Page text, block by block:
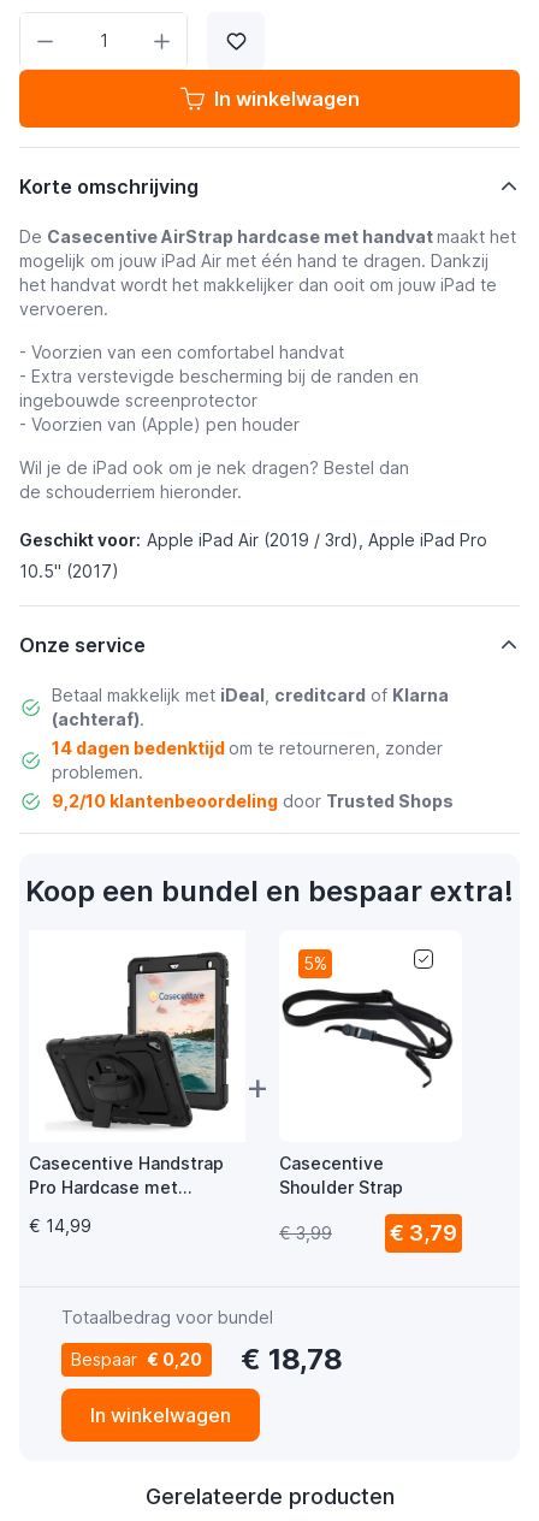
In winkelwagen
Korte omschrijving
De Casecentive AirStrap hardcase met handvatmaakt het
mogelijk om jouw iPad Air met één hand te dragen. Dankzij
het handvat wordt het makkelijker dan ooit om jouw iPad te
vervoeren.
- Voorzien van een comfortabel handvat
- Extra verstevigde bescherming bij de randen en
ingebouwde screenprotector
- Voorzien van (Apple) pen houder
Wil je de iPad ook om je nek dragen? Bestel dan
de schouderriem hieronder.
Geschikt voor: Apple iPad Air (2019 / 3rd), Apple iPad Pro
10.5" (2017)
Onze service
Betaal makkelijk met iDeal creditcard of Klarna
(achteraf).
14 dagen bedenktijd om te retourneren, zonder
problemen.
9,2/10 klantenbeoordelingdoor Trusted Shops
Koop een bundel en bespaar extra!
Casecentive Handstrap
Pro Hardcase met
10.5 (2019) zwart
€ 14,99
+
5%
Casecentive
Shoulder Strap
€ 3,99 € 3,79
Totaalbedrag voor bundel
Bespaar € 0,20 € 18,78
In winkelwagen
Gerelateerde producten